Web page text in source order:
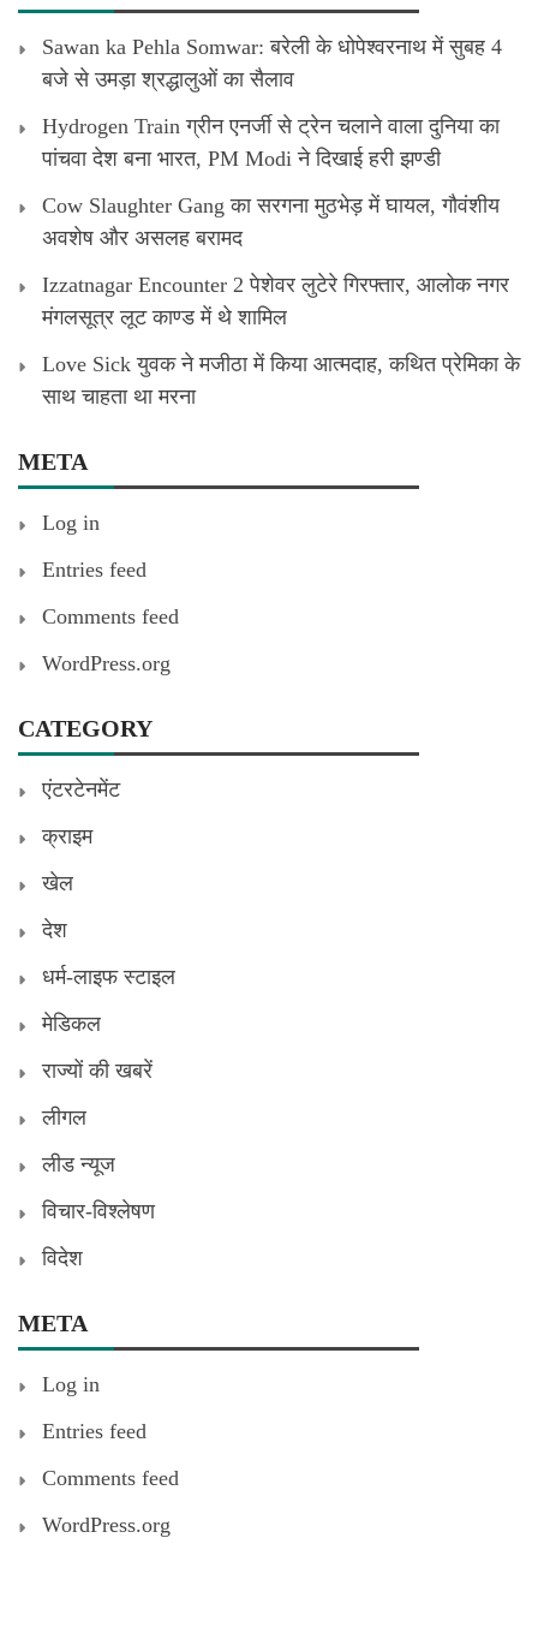
Sawan ka Pehla Somwar: बरेली के धोपेश्वरनाथ में सुबह 4
बजे से उमड़ा श्रद्धालुओं का सैलाव
Hydrogen Train ग्रीन एनर्जी से ट्रेन चलाने वाला दुनिया का
पांचवा देश बना भारत, PM Modi ने दिखाई हरी झण्डी
Cow Slaughter Gang का सरगना मुठभेड़ में घायल, गौवंशीय
अवशेष और असलह बरामद
Izzatnagar Encounter 2 पेशेवर लुटेरे गिरफ्तार, आलोक नगर
मंगलसूत्र लूट काण्‍ड में थे शामिल
Love Sick युवक ने मजीठा में किया आत्मदाह, कथित प्रेमिका के
साथ चाहता था मरना
META
Log in
Entries feed
Comments feed
WordPress.org
CATEGORY
एंटरटेनमेंट
क्राइम
खेल
देश
धर्म-लाइफ स्टाइल
मेडिकल
राज्यों की खबरें
लीगल
लीड न्यूज
विचार-विश्लेषण
विदेश
META
Log in
Entries feed
Comments feed
WordPress.org